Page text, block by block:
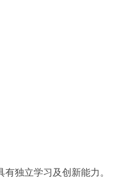
独立学习及创新能力。